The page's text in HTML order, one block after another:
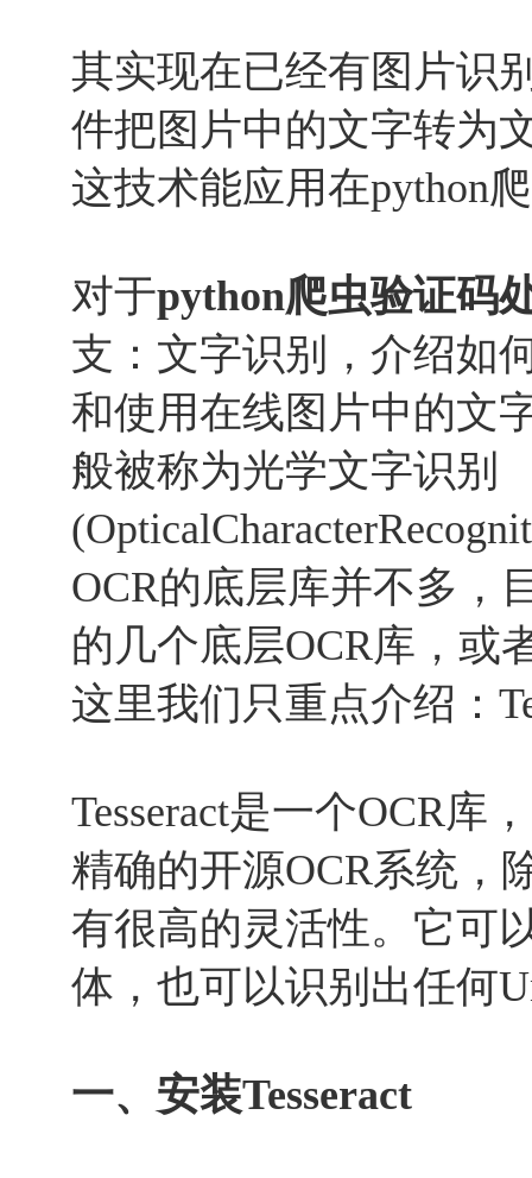
其实现在已经有图片识
件把图片中的文字转为
这技术能应用在python
对于python爬虫验证码
支：文字识别，介绍如
和使用在线图片中的文
般被称为光学文字识别
OCR的底层库并不多，
的几个底层OCR库，或
这里我们只重点介绍：
Tesseract是一个OCR库
精确的开源OCR系统，
有很高的灵活性。它可
体，也可以识别出任何
一、安装Tesseract